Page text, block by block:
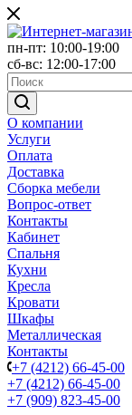
пн-пт: 10:00-19:00
сб-вс: 12:00-17:00
О компании
Услуги
Оплата
Доставка
Сборка мебели
Вопрос-ответ
Контакты
Кабинет
Спальня
Кухни
Кресла
Кровати
Шкафы
Металлическая
Контакты
+7 (4212) 66-45-00
+7 (4212) 66-45-00
+7 (909) 823-45-00